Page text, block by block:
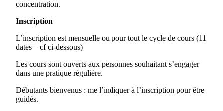
concentration.
Inscription
L’inscription est mensuelle ou pour tout le cycle de cours (11
dates – cf ci-dessous)
Les cours sont ouverts aux personnes souhaitant s’engager
dans une pratique régulière.
Débutants bienvenus : me l’indiquer à l’inscription pour être
guidés.